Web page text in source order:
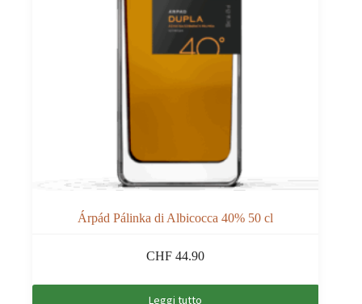
Árpád Pálinka di Albicocca 40% 50 cl
CHF 44.90
Leggi tutto